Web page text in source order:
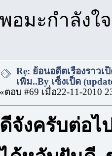
พอมะกำลัง
Re: ย้อนอดีตเรื่องราวเ
เพิ่ม..By เซ็งเป็ด
«ตอบ #69 เมื่อ22-11-2010
ดีจังครับต่อ